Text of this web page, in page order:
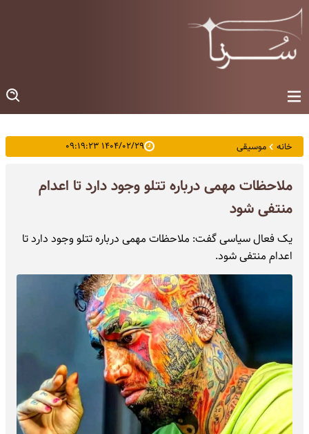
خانه موسیقی ۱۴۰۴/۰۲/۲۹ ۰۹:۱۹:۲۳
ملاحظات مهمی درباره تتلو وجود دارد تا اعدام
منتفی شود
یک فعال سیاسی گفت: ملاحظات مهمی درباره تتلو وجود دارد تا
اعدام منتفی شود.